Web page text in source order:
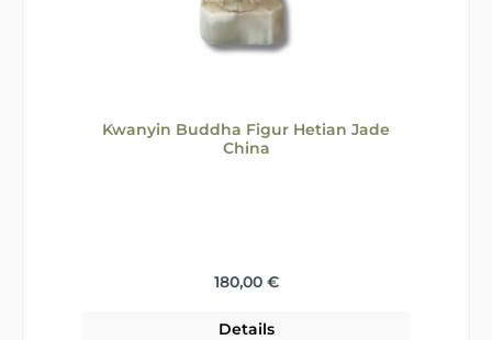
Kwanyin Buddha Figur Hetian Jade
China
Regulärer Preis:
180,00 €
Details